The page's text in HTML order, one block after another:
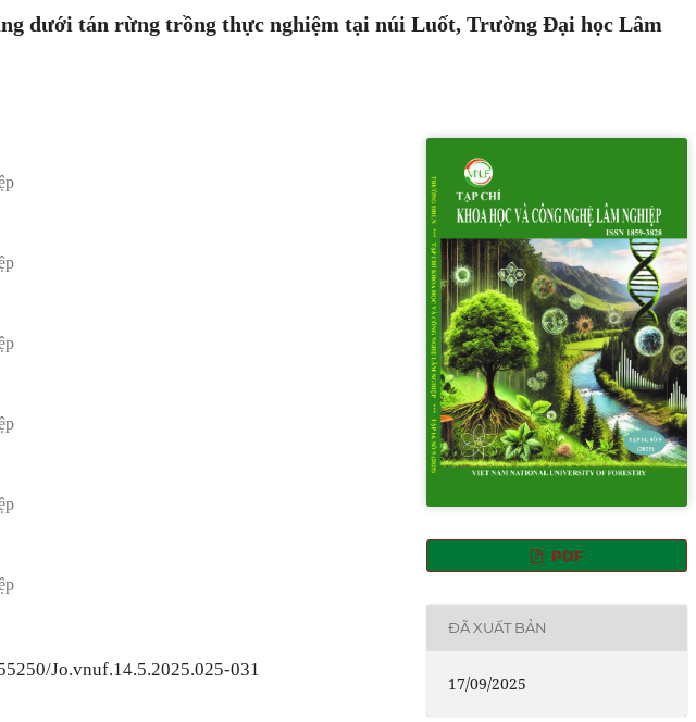
dưới tán rừng trồng thực nghiệm tại núi Luốt, Trường Đại học Lâm
Jo.vnuf.14.5.2025.025-031
PDF
ĐÃ XUẤT BẢN
17/09/2025